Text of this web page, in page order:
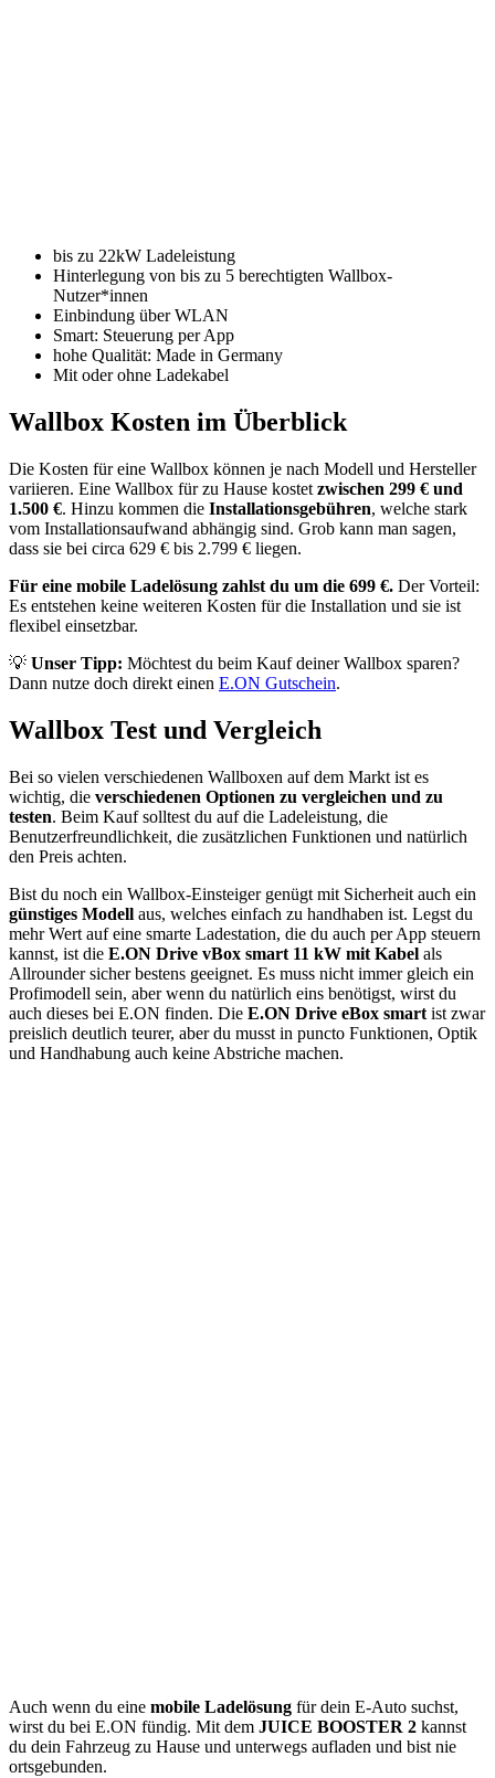
bis zu 22kW Ladeleistung
Hinterlegung von bis zu 5 berechtigten Wallbox-
Nutzer*innen
Einbindung über WLAN
Smart: Steuerung per App
hohe Qualität: Made in Germany
Mit oder ohne Ladekabel
Wallbox Kosten im Überblick
Die Kosten für eine Wallbox können je nach Modell und Hersteller
variieren. Eine Wallbox für zu Hause kostet zwischen 299 € und
1.500 €. Hinzu kommen die Installationsgebühren, welche stark
vom Installationsaufwand abhängig sind. Grob kann man sagen,
dass sie bei circa 629 € bis 2.799 € liegen.
Für eine mobile Ladelösung zahlst du um die 699 €. Der Vorteil:
Es entstehen keine weiteren Kosten für die Installation und sie ist
flexibel einsetzbar.
💡 Unser Tipp: Möchtest du beim Kauf deiner Wallbox sparen?
Dann nutze doch direkt einen E.ON Gutschein.
Wallbox Test und Vergleich
Bei so vielen verschiedenen Wallboxen auf dem Markt ist es
wichtig, die verschiedenen Optionen zu vergleichen und zu
testen. Beim Kauf solltest du auf die Ladeleistung, die
Benutzerfreundlichkeit, die zusätzlichen Funktionen und natürlich
den Preis achten.
Bist du noch ein Wallbox-Einsteiger genügt mit Sicherheit auch ein
günstiges Modell aus, welches einfach zu handhaben ist. Legst du
mehr Wert auf eine smarte Ladestation, die du auch per App steuern
kannst, ist die E.ON Drive vBox smart 11 kW mit Kabel als
Allrounder sicher bestens geeignet. Es muss nicht immer gleich ein
Profimodell sein, aber wenn du natürlich eins benötigst, wirst du
auch dieses bei E.ON finden. Die E.ON Drive eBox smart ist zwar
preislich deutlich teurer, aber du musst in puncto Funktionen, Optik
und Handhabung auch keine Abstriche machen.
Auch wenn du eine mobile Ladelösung für dein E-Auto suchst,
wirst du bei E.ON fündig. Mit dem JUICE BOOSTER 2 kannst
du dein Fahrzeug zu Hause und unterwegs aufladen und bist nie
ortsgebunden.